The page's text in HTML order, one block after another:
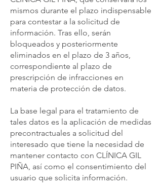
mismos durante el plazo indispensable
para contestar a la solicitud de
información. Tras ello, serán
bloqueados y posteriormente
eliminados en el plazo de 3 años,
correspondiente al plazo de
prescripción de infracciones en
materia de protección de datos.
La base legal para el tratamiento de
tales datos es la aplicación de medidas
precontractuales a solicitud del
interesado que tiene la necesidad de
mantener contacto con CLÍNICA GIL
PIÑA, así como el consentimiento del
usuario que solicita información.